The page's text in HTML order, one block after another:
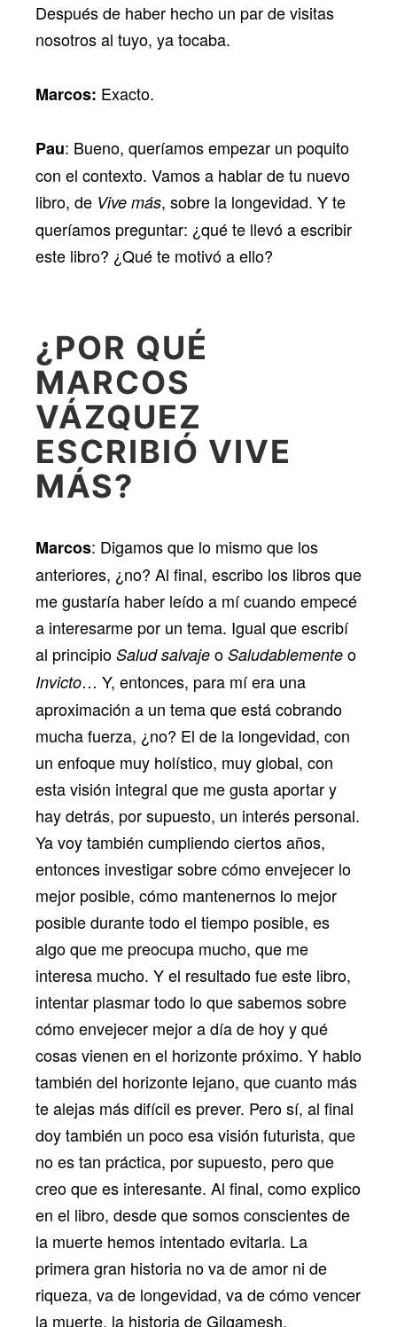
Después de haber hecho un par de visitas
nosotros al tuyo, ya tocaba.
Marcos: Exacto.
Pau: Bueno, queríamos empezar un poquito
con el contexto. Vamos a hablar de tu nuevo
libro, de Vive más, sobre la longevidad. Y te
queríamos preguntar: ¿qué te llevó a escribir
este libro? ¿Qué te motivó a ello?
¿POR QUÉ
MARCOS
VÁZQUEZ
ESCRIBIÓ VIVE
MÁS?
Marcos: Digamos que lo mismo que los
anteriores, ¿no? Al final, escribo los libros que
me gustaría haber leído a mí cuando empecé
a interesarme por un tema. Igual que escribí
al principio Salud salvaje o Saludablemente o
Invicto… Y, entonces, para mí era una
aproximación a un tema que está cobrando
mucha fuerza, ¿no? El de la longevidad, con
un enfoque muy holístico, muy global, con
esta visión integral que me gusta aportar y
hay detrás, por supuesto, un interés personal.
Ya voy también cumpliendo ciertos años,
entonces investigar sobre cómo envejecer lo
mejor posible, cómo mantenernos lo mejor
posible durante todo el tiempo posible, es
algo que me preocupa mucho, que me
interesa mucho. Y el resultado fue este libro,
intentar plasmar todo lo que sabemos sobre
cómo envejecer mejor a día de hoy y qué
cosas vienen en el horizonte próximo. Y hablo
también del horizonte lejano, que cuanto más
te alejas más difícil es prever. Pero sí, al final
doy también un poco esa visión futurista, que
no es tan práctica, por supuesto, pero que
creo que es interesante. Al final, como explico
en el libro, desde que somos conscientes de
la muerte hemos intentado evitarla. La
primera gran historia no va de amor ni de
riqueza, va de longevidad, va de cómo vencer
la muerte, la historia de Gilgamesh.